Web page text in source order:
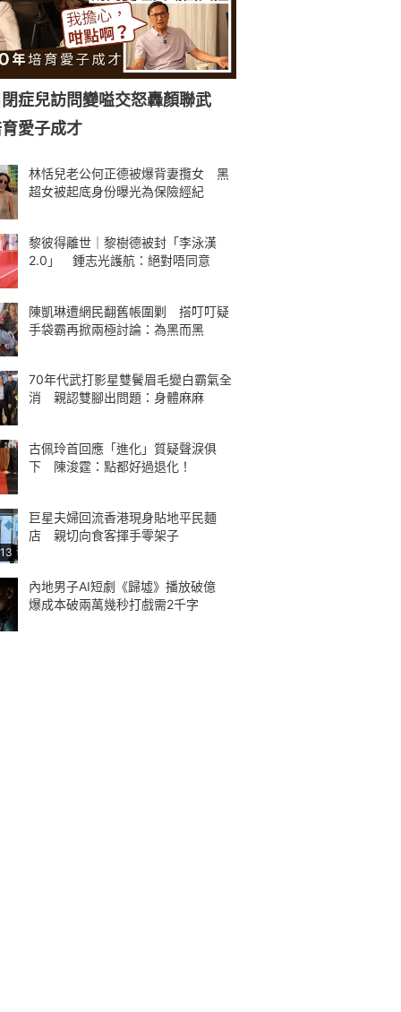
症兒訪問變嗌交怒轟顏聯武
愛子成才
林恬兒老公何正德被爆背妻攬女 黑
超女被起底身份曝光為保險經紀
黎彼得離世｜黎樹德被封「李泳漢
2.0」 鍾志光護航：絕對唔同意
陳凱琳遭網民翻舊帳圍剿 搭叮叮疑
手袋霸再掀兩極討論：為黑而黑
70年代武打影星雙鬢眉毛變白霸氣全
消 親認雙腳出問題：身體麻麻
古佩玲首回應「進化」質疑聲淚俱
下 陳浚霆：點都好過退化！
巨星夫婦回流香港現身貼地平民麵
店 親切向食客揮手零架子
內地男子AI短劇《歸墟》播放破億
爆成本破兩萬幾秒打戲需2千字